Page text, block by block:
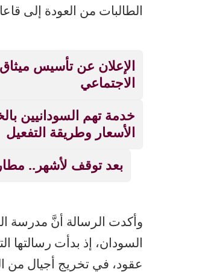
الطالبات من العودة إلى
الإعلان عن تأسيس
الاجتماعي
الأسعار وطريقة التفعيل
بعد توقف لأشهر..
وأكدت الرسالة أنَّ مدرسة
السودان، إذ بدأت رسالتها
عقود، في تخريج أجيال من